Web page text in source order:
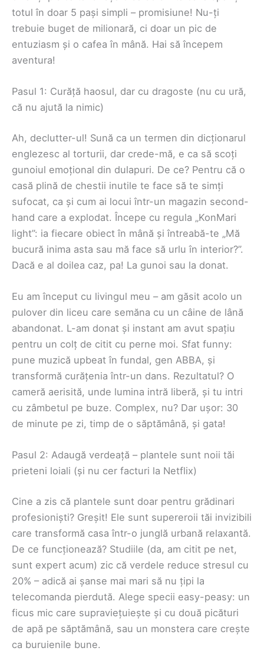
totul în doar 5 pași simpli – promisiune! Nu-ți
trebuie buget de milionară, ci doar un pic de
entuziasm și o cafea în mână. Hai să începem
aventura!
Pasul 1: Curăță haosul, dar cu dragoste (nu cu ură,
că nu ajută la nimic)
Ah, declutter-ul! Sună ca un termen din dicționarul
englezesc al torturii, dar crede-mă, e ca să scoți
gunoiul emoțional din dulapuri. De ce? Pentru că o
casă plină de chestii inutile te face să te simți
sufocat, ca și cum ai locui într-un magazin second-
hand care a explodat. Începe cu regula „KonMari
light”: ia fiecare obiect în mână și întreabă-te „Mă
bucură inima asta sau mă face să urlu în interior?”.
Dacă e al doilea caz, pa! La gunoi sau la donat.
Eu am început cu livingul meu – am găsit acolo un
pulover din liceu care semăna cu un câine de lână
abandonat. L-am donat și instant am avut spațiu
pentru un colț de citit cu perne moi. Sfat funny:
pune muzică upbeat în fundal, gen ABBA, și
transformă curățenia într-un dans. Rezultatul? O
cameră aerisită, unde lumina intră liberă, și tu intri
cu zâmbetul pe buze. Complex, nu? Dar ușor: 30
de minute pe zi, timp de o săptămână, și gata!
Pasul 2: Adaugă verdeață – plantele sunt noii tăi
prieteni loiali (și nu cer facturi la Netflix)
Cine a zis că plantele sunt doar pentru grădinari
profesioniști? Greșit! Ele sunt supereroii tăi invizibili
care transformă casa într-o junglă urbană relaxantă.
De ce funcționează? Studiile (da, am citit pe net,
sunt expert acum) zic că verdele reduce stresul cu
20% – adică ai șanse mai mari să nu țipi la
telecomanda pierdută. Alege specii easy-peasy: un
ficus mic care supraviețuiește și cu două picături
de apă pe săptămână, sau un monstera care crește
ca buruienile bune.